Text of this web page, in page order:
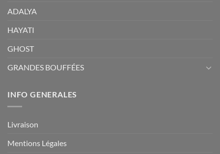
ADALYA
HAYATI
GHOST
GRANDES BOUFFÉES
INFO GENERALES
Livraison
Mentions Légales